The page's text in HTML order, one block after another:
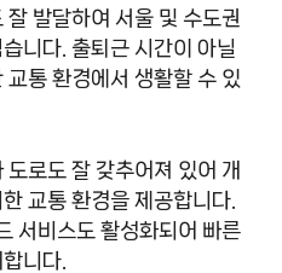
발달하여 서울 및 수도권
니다. 출퇴근 시간이 아닐
교통 환경에서 생활할 수 있
로도 잘 갖추어져 있어 개
교통 환경을 제공합니다.
서비스도 활성화되어 빠른
니다.